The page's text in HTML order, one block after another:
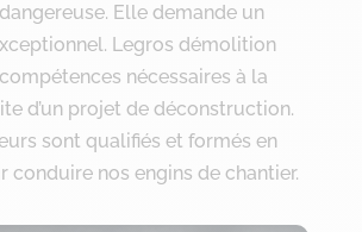
Elle demande un
Legros démolition
nécessaires à la
d’un projet de déconstruction.
sont qualifiés et formés en
conduire nos engins de chantier.